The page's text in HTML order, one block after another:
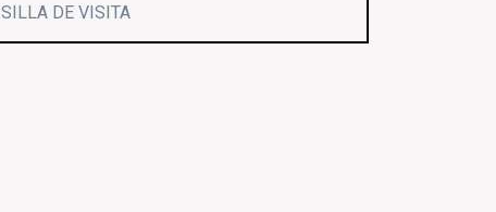
SILLA DE VISITA